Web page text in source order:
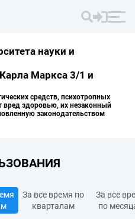
науки и
Маркса 3/1 и
средств, психотропных
вред здоровью, их незаконный
законодательством
За все время по
кварталам
За все
по